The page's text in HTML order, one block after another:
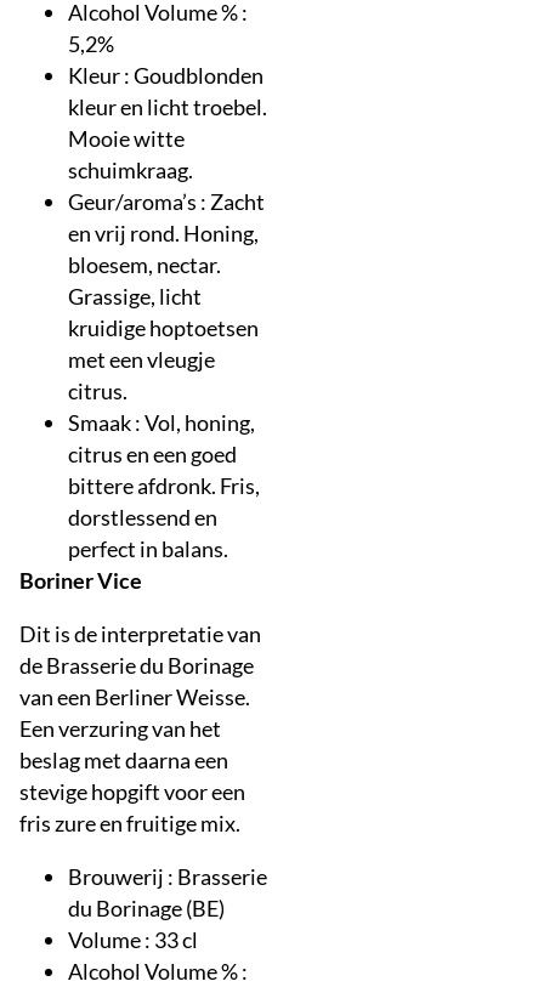
Alcohol Volume % :
5,2%
Kleur : Goudblonden
kleur en licht troebel.
Mooie witte
schuimkraag.
Geur/aroma’s : Zacht
en vrij rond. Honing,
bloesem, nectar.
Grassige, licht
kruidige hoptoetsen
met een vleugje
citrus.
Smaak : Vol, honing,
citrus en een goed
bittere afdronk. Fris,
dorstlessend en
perfect in balans.
Boriner Vice
Dit is de interpretatie van
de Brasserie du Borinage
van een Berliner Weisse.
Een verzuring van het
beslag met daarna een
stevige hopgift voor een
fris zure en fruitige mix.
Brouwerij : Brasserie
du Borinage (BE)
Volume : 33 cl
Alcohol Volume % :